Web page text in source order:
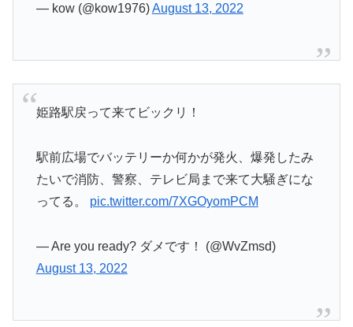
— kow (@kow1976)August 13, 2022
姫路駅戻って来てビックリ！
駅前広場でバッテリーか何かが発火、爆発したみ
たいで消防、警察、テレビ局まで来て大騒ぎにな
ってる。 pic.twitter.com/7XGOyomPCM
— Are you ready? ダメです！ (@WvZmsd)
August 13, 2022